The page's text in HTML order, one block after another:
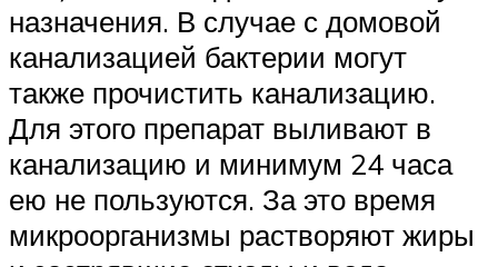
назначения. В случае с домовой
канализацией бактерии могут
также прочистить канализацию.
Для этого препарат выливают в
канализацию и минимум 24 часа
ею не пользуются. За это время
микроорганизмы растворяют жиры